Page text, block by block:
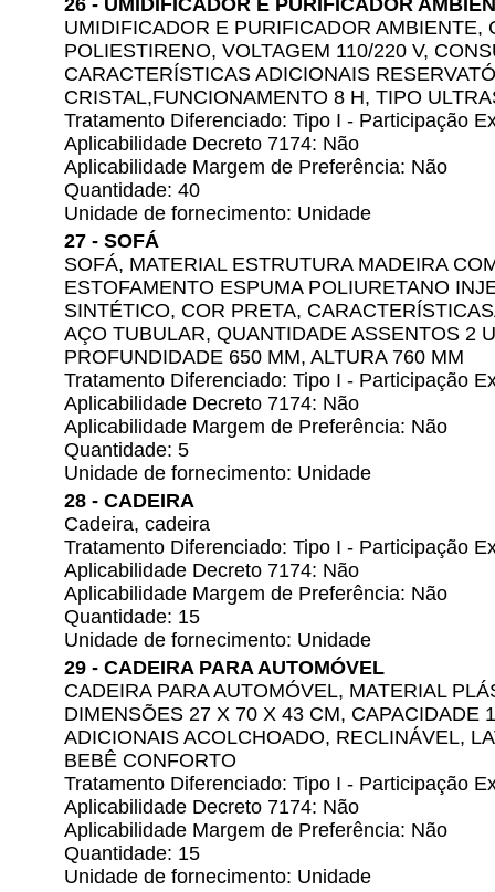
26 - UMIDIFICADOR E PURIFICADOR
UMIDIFICADOR E PURIFICADOR AMBIENTE,
POLIESTIRENO, VOLTAGEM 110/220 V,
CARACTERÍSTICAS ADICIONAIS
CRISTAL,FUNCIONAMENTO 8 H, TIPO
Tratamento Diferenciado: Tipo I - Participação
Aplicabilidade Decreto 7174: Não
Aplicabilidade Margem de Preferência: Não
Quantidade: 40
Unidade de fornecimento: Unidade
27 - SOFÁ
SOFÁ, MATERIAL ESTRUTURA MADEIRA
ESTOFAMENTO ESPUMA POLIURETANO
SINTÉTICO, COR PRETA,
AÇO TUBULAR, QUANTIDADE ASSENTOS 2
PROFUNDIDADE 650 MM, ALTURA 760 MM
Tratamento Diferenciado: Tipo I - Participação
Aplicabilidade Decreto 7174: Não
Aplicabilidade Margem de Preferência: Não
Quantidade: 5
Unidade de fornecimento: Unidade
28 - CADEIRA
Cadeira, cadeira
Tratamento Diferenciado: Tipo I - Participação
Aplicabilidade Decreto 7174: Não
Aplicabilidade Margem de Preferência: Não
Quantidade: 15
Unidade de fornecimento: Unidade
29 - CADEIRA PARA AUTOMÓVEL
CADEIRA PARA AUTOMÓVEL, MATERIAL
DIMENSÕES 27 X 70 X 43 CM, CAPACIDADE
ADICIONAIS ACOLCHOADO, RECLINÁVEL,
BEBÊ CONFORTO
Tratamento Diferenciado: Tipo I - Participação
Aplicabilidade Decreto 7174: Não
Aplicabilidade Margem de Preferência: Não
Quantidade: 15
Unidade de fornecimento: Unidade